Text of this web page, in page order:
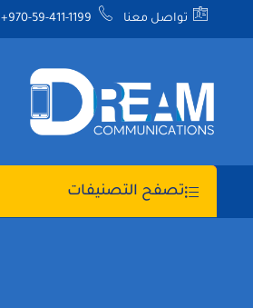
تواصل معنا +970-59-411-1199
تصفح التصنيفات